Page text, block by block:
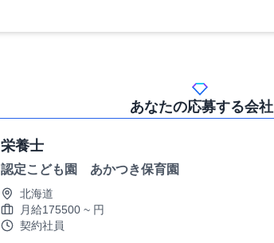
あなたの応募する会社
栄養士
認定こども園 あかつき保育園
北海道
月給175500 ~ 円
契約社員